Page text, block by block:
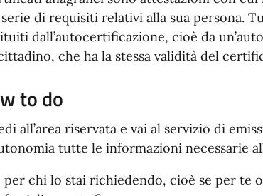
di requisiti relativi alla sua persona.
dall’autocertificazione, cioè da
che ha la stessa validità del
to do
all’area riservata e vai al servizio di
tutte le informazioni necessarie
per chi lo stai richiedendo, cioè se per te